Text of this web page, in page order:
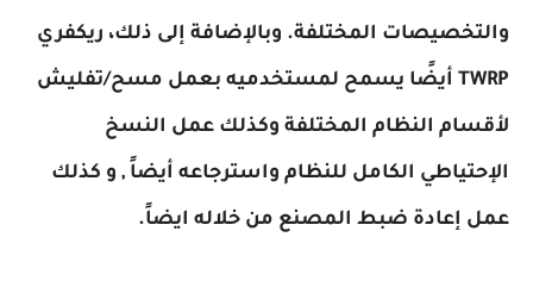
والتخصيصات المختلفة. وبالإضافة إلى ذلك، ريكفري
TWRP أيضًا يسمح لمستخدميه بعمل مسح/تفليش
لأقسام النظام المختلفة وكذلك عمل النسخ
الإحتياطي الكامل للنظام واسترجاعه أيضاً , و كذلك
عمل إعادة ضبط المصنع من خلاله ايضاً.